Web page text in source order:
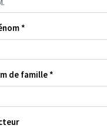
*
de famille *